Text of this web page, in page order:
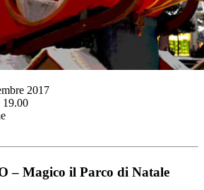
2017
19.00
– Magico il Parco di Natale